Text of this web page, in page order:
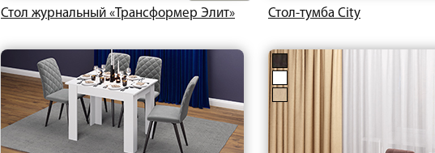
Стол журнальный «Трансформер Элит» Стол-тумба City